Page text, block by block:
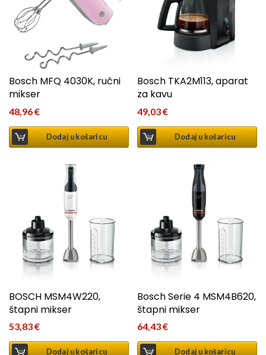
Bosch MFQ 4030K, ručni
mikser
48,96€
Dodaj u košaricu
Bosch TKA2M113, aparat
za kavu
49,03€
Dodaj u košaricu
BOSCH MSM4W220,
štapni mikser
53,83€
Dodaj u košaricu
Bosch Serie 4 MSM4B620,
štapni mikser
64,43€
Dodaj u košaricu